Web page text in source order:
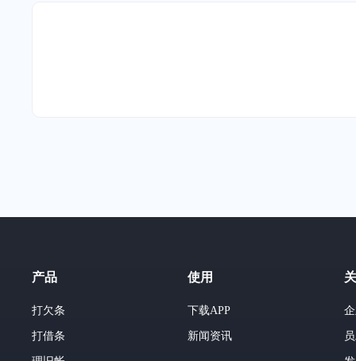
产品
打欠条
打借条
使用
下载APP
新闻资讯